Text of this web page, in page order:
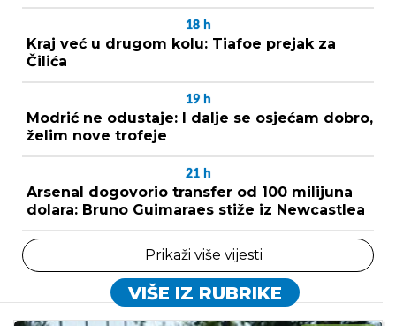
18 h
Kraj već u drugom kolu: Tiafoe prejak za
Čilića
19 h
Modrić ne odustaje: I dalje se osjećam dobro,
želim nove trofeje
21 h
Arsenal dogovorio transfer od 100 milijuna
dolara: Bruno Guimaraes stiže iz Newcastlea
Prikaži više vijesti
VIŠE IZ RUBRIKE